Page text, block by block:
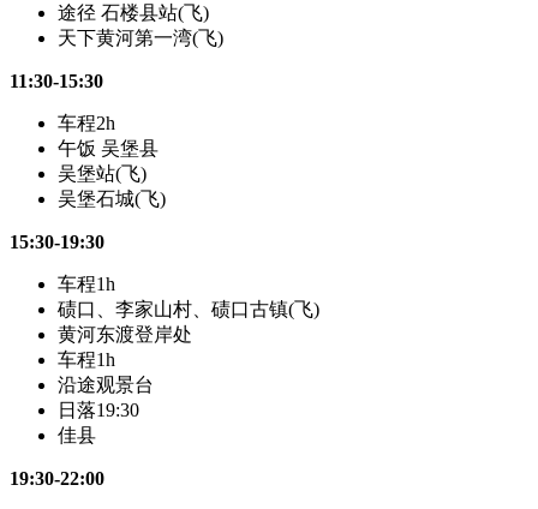
途径 石楼县站(飞)
天下黄河第一湾(飞)
11:30-15:30
车程2h
午饭 吴堡县
吴堡站(飞)
吴堡石城(飞)
15:30-19:30
车程1h
碛口、李家山村、碛口古镇(飞)
黄河东渡登岸处
车程1h
沿途观景台
日落19:30
佳县
19:30-22:00